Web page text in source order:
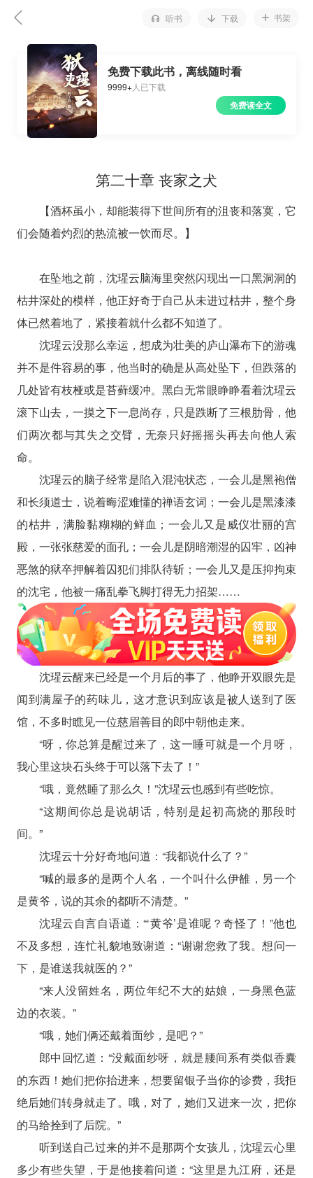
听书 下载 书架
免费下载此书，离线随时看
9999+人已下载
免费读全文
第二十章 丧家之犬
【酒杯虽小，却能装得下世间所有的沮丧和落寞，它
们会随着灼烈的热流被一饮而尽。】
在坠地之前，沈瑆云脑海里突然闪现出一口黑洞洞的
枯井深处的模样，他正好奇于自己从未进过枯井，整个身
体已然着地了，紧接着就什么都不知道了。
沈瑆云没那么幸运，想成为壮美的庐山瀑布下的游魂
并不是件容易的事，他当时的确是从高处坠下，但跌落的
几处皆有枝桠或是苔藓缓冲。黑白无常眼睁睁看着沈瑆云
滚下山去，一摸之下一息尚存，只是跌断了三根肋骨，他
们两次都与其失之交臂，无奈只好摇摇头再去向他人索
命。
沈瑆云的脑子经常是陷入混沌状态，一会儿是黑袍僧
和长须道士，说着晦涩难懂的禅语玄词；一会儿是黑漆漆
的枯井，满脸黏糊糊的鲜血；一会儿又是威仪壮丽的宫
殿，一张张慈爱的面孔；一会儿是阴暗潮湿的囚牢，凶神
恶煞的狱卒押解着囚犯们排队待斩；一会儿又是压抑拘束
的沈宅，他被一痛乱拳飞脚打得无力招架……
沈瑆云醒来已经是一个月后的事了，他睁开双眼先是
闻到满屋子的药味儿，这才意识到应该是被人送到了医
馆，不多时瞧见一位慈眉善目的郎中朝他走来。
“呀，你总算是醒过来了，这一睡可就是一个月呀，
我心里这块石头终于可以落下去了！”
“哦，竟然睡了那么久！”沈瑆云也感到有些吃惊。
“这期间你总是说胡话，特别是起初高烧的那段时
间。”
沈瑆云十分好奇地问道：“我都说什么了？”
“喊的最多的是两个人名，一个叫什么伊雒，另一个
是黄爷，说的其余的都听不清楚。”
沈瑆云自言自语道：“‘黄爷’是谁呢？奇怪了！”他也
不及多想，连忙礼貌地致谢道：“谢谢您救了我。想问一
下，是谁送我就医的？”
“来人没留姓名，两位年纪不大的姑娘，一身黑色蓝
边的衣装。”
“哦，她们俩还戴着面纱，是吧？”
郎中回忆道：“没戴面纱呀，就是腰间系有类似香囊
的东西！她们把你抬进来，想要留银子当你的诊费，我拒
绝后她们转身就走了。哦，对了，她们又进来一次，把你
的马给拴到了后院。”
听到送自己过来的并不是那两个女孩儿，沈瑆云心里
多少有些失望，于是他接着问道：“这里是九江府，还是